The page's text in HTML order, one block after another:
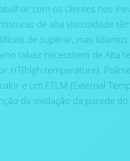
com os clientes nos
de alta viscosidade
de superar, mas
talvez necessitem de Alta
HT(high temperature).
e um ETLM (External
da oxidação da parede do